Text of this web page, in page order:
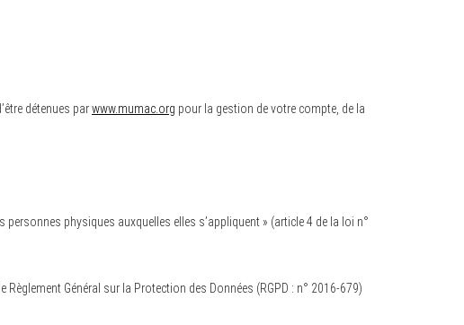
détenues parwww.mumac.org pour la gestion de votre compte, de la
physiques auxquelles elles s’appliquent » (article 4 de la loi n°
Général sur la Protection des Données (RGPD : n° 2016-679)